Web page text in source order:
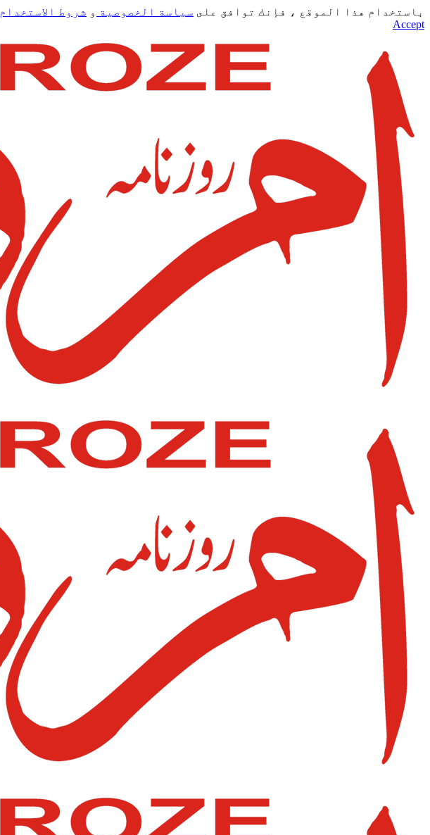
باستخدام هذا الموقع ، فإنك توافق على سياسة الخصوصية و شروط الاستخدام
Accept